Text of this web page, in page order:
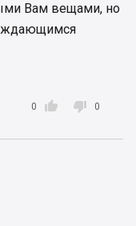
Вам вещами, но

0  0